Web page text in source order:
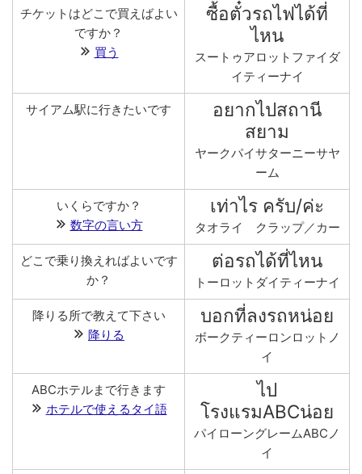
チケットはどこで買えばよい
ですか？
買う
ซื้อตั๋วรถไฟได้ที่
ไหน
スートゥアロットファイダ
イティーナイ
サイアム駅に行きたいです
อยากไปสถานี
สยาม
ヤークパイサターニーサヤ
ーム
いくらですか？
数字の言い方
เท่าไร ครับ/ค่ะ
タオライ クラップ／カー
どこで乗り換えればよいです
か？
ต่อรถได้ที่ไหน
トーロットダイティーナイ
降りる所で教えて下さい
降りる
บอกที่ลงรถหน่อย
ボークティーロンロットノ
イ
ABCホテルまで行きます
ホテルで使えるタイ語
ไป
โรงแรมABCน่อย
パイローングレームABCノ
イ